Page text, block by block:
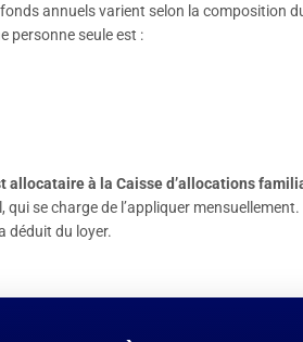
annuels varient selon la composition
personne seule est :
à la Caisse d’allocations
se charge de l’appliquer
déduit du loyer.